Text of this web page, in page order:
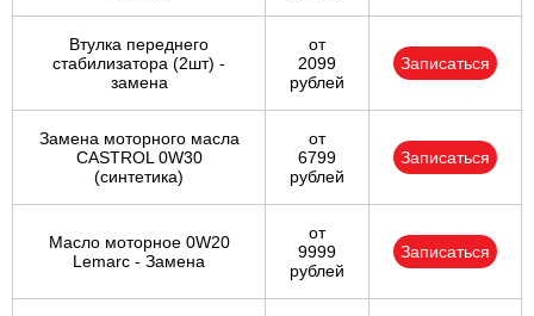
Втулка переднего
стабилизатора (2шт) -
замена
от
2099
рублей
Записаться
Замена моторного масла
CASTROL 0W30
(синтетика)
от
6799
рублей
Записаться
Масло моторное 0W20
Lemarc - Замена
от
9999
рублей
Записаться